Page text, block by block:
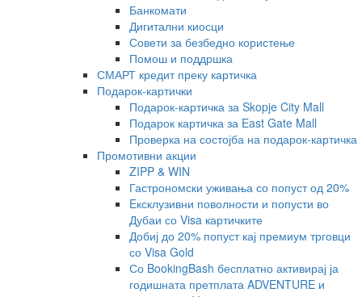
Банкомати
Дигитални киосци
Совети за безбедно користење
Помош и поддршка
СМАРТ кредит преку картичка
Подарок-картички
Подарок-картичка за Skopje City Mall
Подарок картичка за East Gate Mall
Проверка на состојба на подарок-картичка
Промотивни акции
ZIPP & WIN
Гастрономски уживања со попуст од 20%
Eксклузивни поволности и попусти во
Дубаи со Visa картичките
Добиј до 20% попуст кај премиум трговци
со Visa Gold
Со BookingBash бесплатно активирај ја
годишната претплата ADVENTURE и